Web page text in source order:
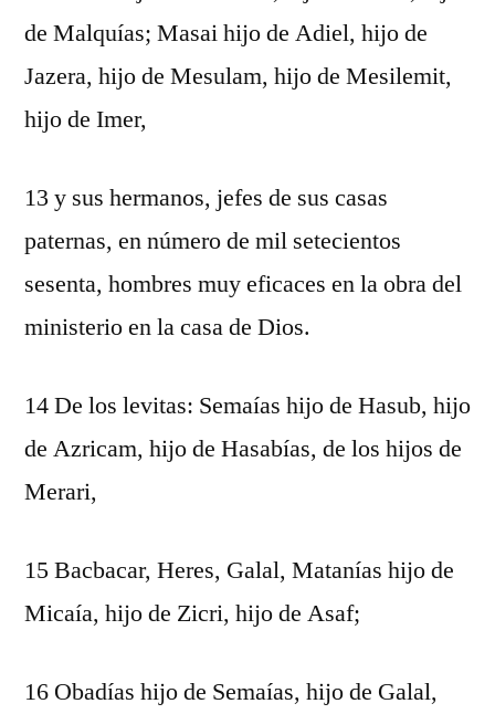
de Malquías; Masai hijo de Adiel, hijo de
Jazera, hijo de Mesulam, hijo de Mesilemit,
hijo de Imer,
13 y sus hermanos, jefes de sus casas
paternas, en número de mil setecientos
sesenta, hombres muy eficaces en la obra del
ministerio en la casa de Dios.
14 De los levitas: Semaías hijo de Hasub, hijo
de Azricam, hijo de Hasabías, de los hijos de
Merari,
15 Bacbacar, Heres, Galal, Matanías hijo de
Micaía, hijo de Zicri, hijo de Asaf;
16 Obadías hijo de Semaías, hijo de Galal,